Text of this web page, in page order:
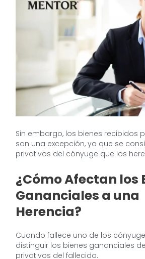
Sin embargo, los bienes recibidos
son una excepción, ya que se
privativos del cónyuge que los
¿Cómo Afectan los
Gananciales a una
Herencia?
Cuando fallece uno de los
distinguir los bienes gananciales
privativos del fallecido.